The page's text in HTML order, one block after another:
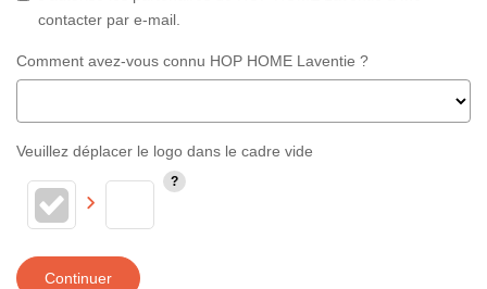
contacter par e-mail.
Comment avez-vous connu HOP HOME Laventie ?
Veuillez déplacer le logo dans le cadre vide
Continuer